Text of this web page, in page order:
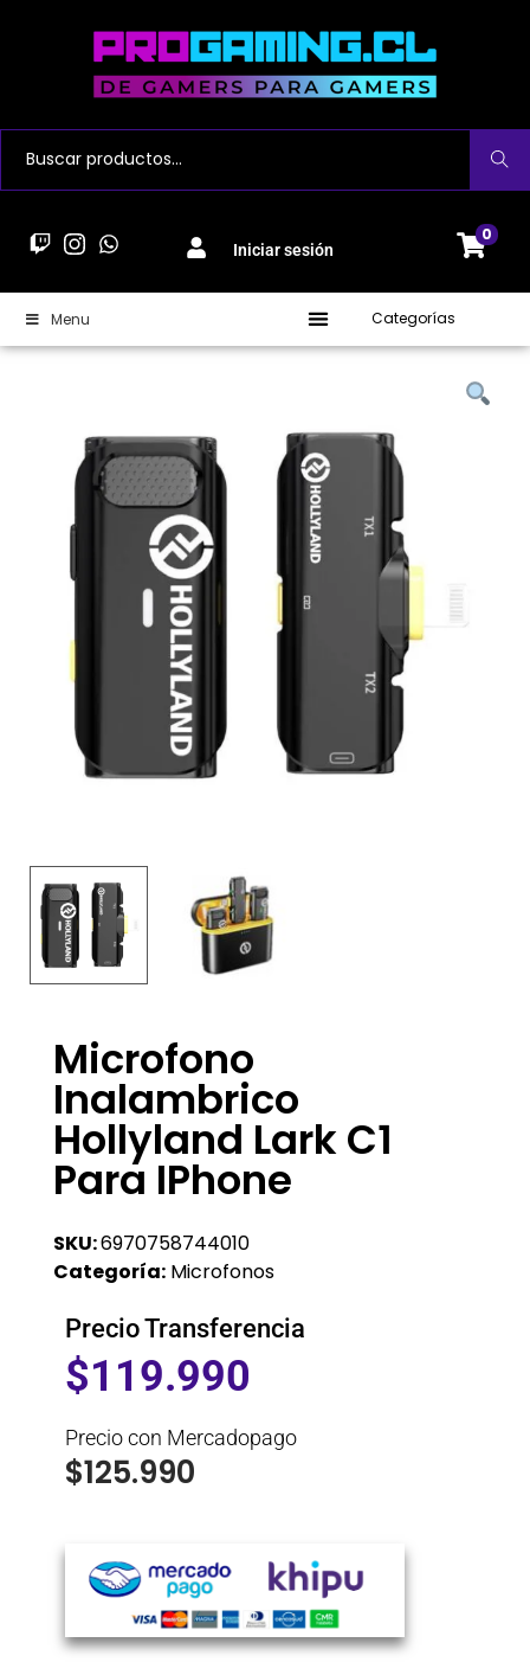
Buscar
Iniciar sesión
0
Menu Categorías
Microfono
Inalambrico
Hollyland Lark C1
Para IPhone
SKU:6970758744010
Categoría: Microfonos
Precio Transferencia
$119.990
Precio con Mercadopago
$125.990